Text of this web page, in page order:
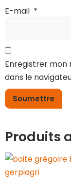
E-mail *
Enregistrer mon
dans le
Produits